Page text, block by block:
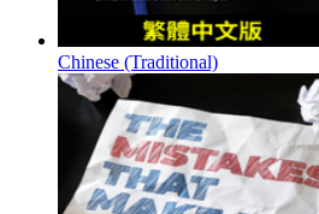
Chinese (Traditional)